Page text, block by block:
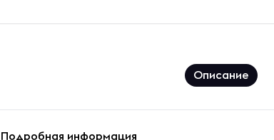
Описание
Подробная информация